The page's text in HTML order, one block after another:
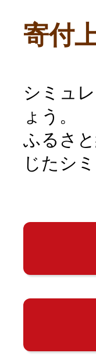
寄付
シミュ
ょう。
ふるさ
じたシ